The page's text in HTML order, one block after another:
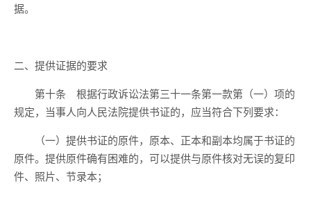
据。
二、提供证据的要求
第十条 根据行政诉讼法第三十一条第一款第（一）项的
规定，当事人向人民法院提供书证的，应当符合下列要求：
（一）提供书证的原件，原本、正本和副本均属于书证的
原件。提供原件确有困难的，可以提供与原件核对无误的复印
件、照片、节录本；